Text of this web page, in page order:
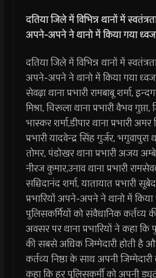
दतिया जिले में विभिन्न थानों में
अपने-अपने ने थानो में किया गया
दतिया जिले में विभिन्न थानों में
अपने-अपने ने थानो में किया गया
सेवढ़ा थाना प्रभारी रामबाबू शर्मा,
मिश्रा, चिरूला थाना प्रभारी वैभव गुप्ता,
भास्कर शर्मा,डीपार थाना प्रभारी
प्रभारी यादवेन्द्र सिंह गुर्जर, भगुवापुरा
तोमर, पंडोखर थाना प्रभारी अजय
नीरज कुमार,उनाव थाना प्रभारी
सच्चिदानंद शर्मा, यातायात प्रभारी
प्रभारियों अपने-अपने ने थानो में
पुलिसकर्मियों को संवैधानिक कर्तव्य
अवसर पर थाना प्रभारियों ने कहा
की सबसे अधिक जिम्मेदारी होती है
कर्तव्य निष्ठा के साथ अपनी
कहा कि हर पुलिसकर्मी को अपनी